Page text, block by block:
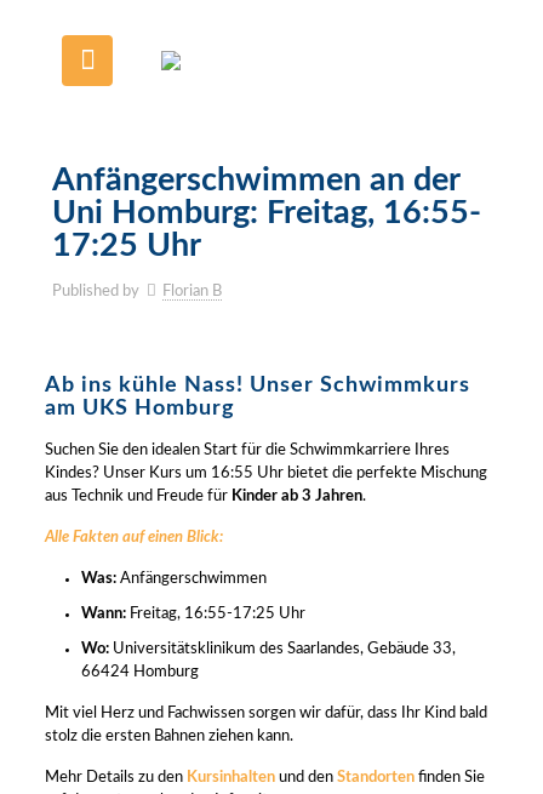
Anfängerschwimmen an der
Uni Homburg: Freitag, 16:55-
17:25 Uhr
Published by Florian B
Ab ins kühle Nass! Unser Schwimmkurs
am UKS Homburg
Suchen Sie den idealen Start für die Schwimmkarriere Ihres
Kindes? Unser Kurs um 16:55 Uhr bietet die perfekte Mischung
aus Technik und Freude für Kinder ab 3 Jahren.
Alle Fakten auf einen Blick:
Was:Anfängerschwimmen
Wann:Freitag, 16:55-17:25 Uhr
Wo: Universitätsklinikum des Saarlandes, Gebäude 33,
66424 Homburg
Mit viel Herz und Fachwissen sorgen wir dafür, dass Ihr Kind bald
stolz die ersten Bahnen ziehen kann.
Mehr Details zu den Kursinhaltenund den Standortenfinden Sie